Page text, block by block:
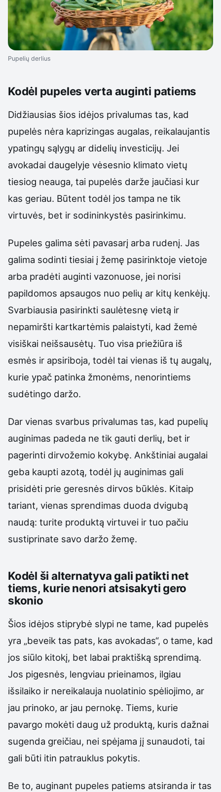
Pupelių derlius
Kodėl pupeles verta auginti patiems
Didžiausias šios idėjos privalumas tas, kad
pupelės nėra kaprizingas augalas, reikalaujantis
ypatingų sąlygų ar didelių investicijų. Jei
avokadai daugelyje vėsesnio klimato vietų
tiesiog neauga, tai pupelės darže jaučiasi kur
kas geriau. Būtent todėl jos tampa ne tik
virtuvės, bet ir sodininkystės pasirinkimu.
Pupeles galima sėti pavasarį arba rudenį. Jas
galima sodinti tiesiai į žemę pasirinktoje vietoje
arba pradėti auginti vazonuose, jei norisi
papildomos apsaugos nuo pelių ar kitų kenkėjų.
Svarbiausia pasirinkti saulėtesnę vietą ir
nepamiršti kartkartėmis palaistyti, kad žemė
visiškai neišsausėtų. Tuo visa priežiūra iš
esmės ir apsiriboja, todėl tai vienas iš tų augalų,
kurie ypač patinka žmonėms, nenorintiems
sudėtingo daržo.
Dar vienas svarbus privalumas tas, kad pupelių
auginimas padeda ne tik gauti derlių, bet ir
pagerinti dirvožemio kokybę. Ankštiniai augalai
geba kaupti azotą, todėl jų auginimas gali
prisidėti prie geresnės dirvos būklės. Kitaip
tariant, vienas sprendimas duoda dvigubą
naudą: turite produktą virtuvei ir tuo pačiu
sustiprinate savo daržo žemę.
Kodėl ši alternatyva gali patikti net
tiems, kurie nenori atsisakyti gero
skonio
Šios idėjos stiprybė slypi ne tame, kad pupelės
yra „beveik tas pats, kas avokadas“, o tame, kad
jos siūlo kitokį, bet labai praktišką sprendimą.
Jos pigesnės, lengviau prieinamos, ilgiau
išsilaiko ir nereikalauja nuolatinio spėliojimo, ar
jau prinoko, ar jau pernokę. Tiems, kurie
pavargo mokėti daug už produktą, kuris dažnai
sugenda greičiau, nei spėjama jį sunaudoti, tai
gali būti itin patrauklus pokytis.
Be to, auginant pupeles patiems atsiranda ir tas